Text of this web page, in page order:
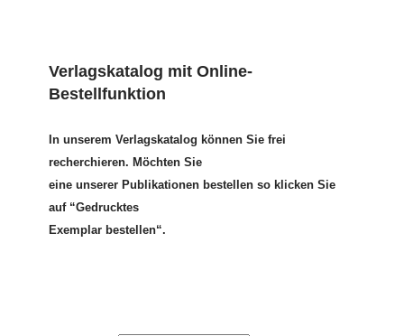
Verlagskatalog mit Online-
Bestellfunktion
In unserem Verlagskatalog können Sie frei
recherchieren. Möchten Sie
eine unserer Publikationen bestellen so klicken Sie
auf “Gedrucktes
Exemplar bestellen“.